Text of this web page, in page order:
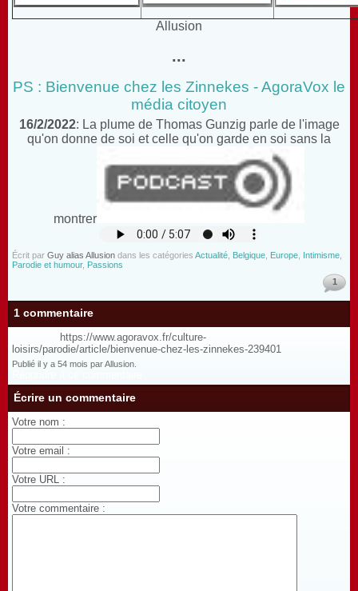
Allusion
...
PS : Bienvenue chez les Zinnekes - AgoraVox le
média citoyen
16/2/2022: La plume de Thomas Gunzig parle de l'image
qu'on donne de soi et celle qu'on garde en soi sans la
montrer
Écrit par Guy alias Allusion dans les catégories Actualité, Belgique, Europe, Intimisme,
Parodie et humour, Passions
1
1 commentaire
https://www.agoravox.fr/culture-
loisirs/parodie/article/bienvenue-chez-les-zinnekes-239401
Publié il y a 54 mois par Allusion.
Écrire un commentaire
Votre nom :
Votre email :
Votre URL :
Votre commentaire :